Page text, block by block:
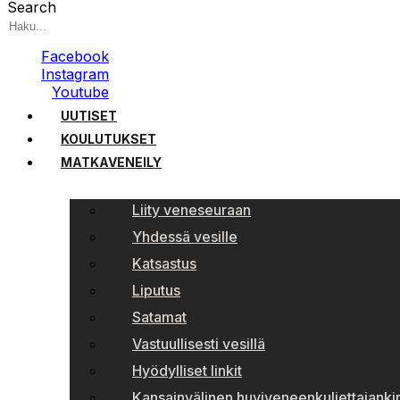
Search
Facebook
Instagram
Youtube
UUTISET
KOULUTUKSET
MATKAVENEILY
Liity veneseuraan
Yhdessä vesille
Katsastus
Liputus
Satamat
Vastuullisesti vesillä
Hyödylliset linkit